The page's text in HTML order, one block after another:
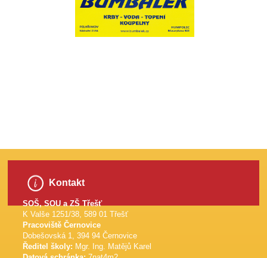
Kontakt
SOŠ, SOU a ZŠ Třešť
K Valše 1251/38, 589 01 Třešť
Pracoviště Černovice
Dobešovská 1, 394 94 Černovice
Ředitel školy: Mgr. Ing. Matějů Karel